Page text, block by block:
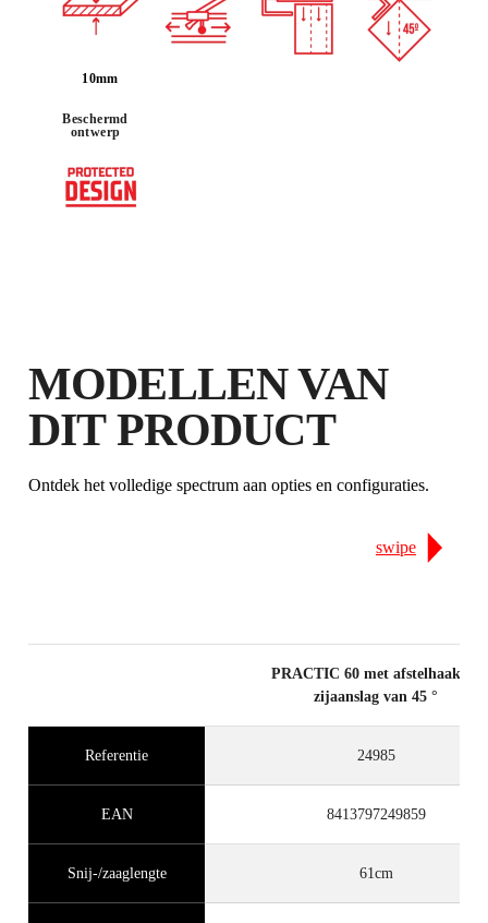
10mm
Beschermd
ontwerp
MODELLEN VAN
DIT PRODUCT
Ontdek het volledige spectrum aan opties en configuraties.
swipe
PRACTIC 60 met afstelhaak en
zijaanslag van 45 °
Referentie 24985
EAN 8413797249859
Snij-/zaaglengte 61cm